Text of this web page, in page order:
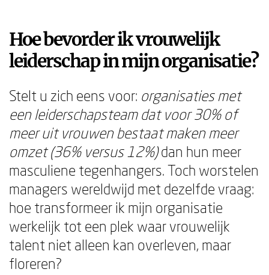
Hoe bevorder ik vrouwelijk
leiderschap in mijn organisatie?
Stelt u zich eens voor: organisaties met
een leiderschapsteam dat voor 30% of
meer uit vrouwen bestaat maken meer
omzet (36% versus 12%)dan hun meer
masculiene tegenhangers. Toch worstelen
managers wereldwijd met dezelfde vraag:
hoe transformeer ik mijn organisatie
werkelijk tot een plek waar vrouwelijk
talent niet alleen kan overleven, maar
floreren?